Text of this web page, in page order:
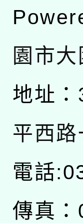
園市
地址：
平西
電話
傳真